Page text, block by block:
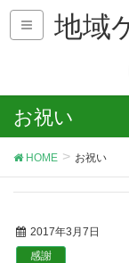
地域
お祝い
HOME お祝い
2017年3月7日
感謝